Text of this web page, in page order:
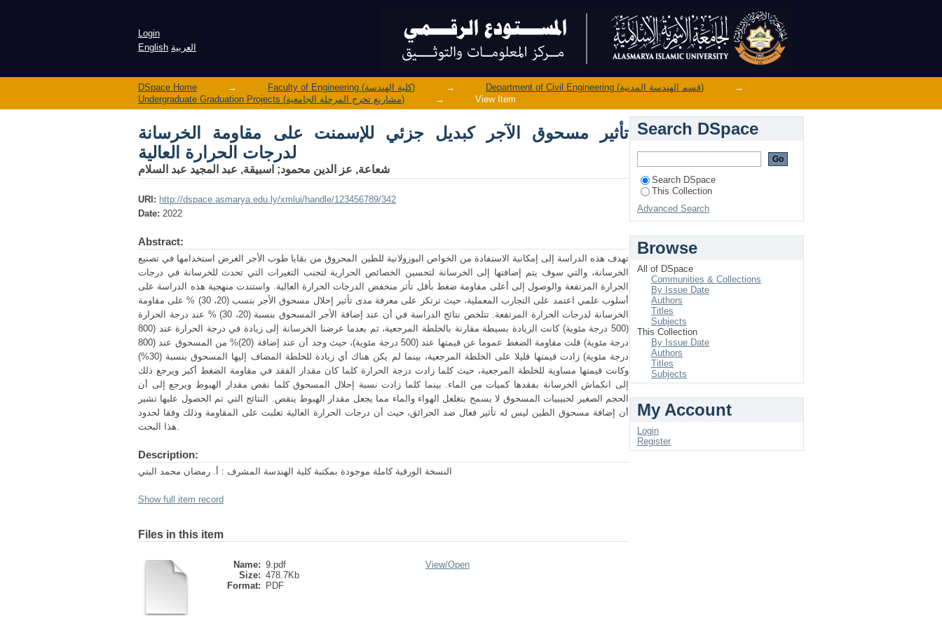
تأثير مسحوق الآجر كبديل جزئي للإسمنت على مقاومة الخرسانة لدرجات الحرارة العالية
Login
English العربية
DSpace Home → Faculty of Engineering (كلية الهندسة) → Department of Civil Engineering (قسم الهندسة المدنية)
→
Undergraduate Graduation Projects (مشاريع تخرج المرحلة الجامعية)
→ View Item
تأثير مسحوق الآجر كبديل جزئي للإسمنت على مقاومة الخرسانة
لدرجات الحرارة العالية
شعاعة, عز الدين محمود; اسبيقة, عبد المجيد عبد السلام
URI: http://dspace.asmarya.edu.ly/xmlui/handle/123456789/342
Date: 2022
Abstract:
تهدف هذه الدراسة إلى إمكانية الاستفادة من الخواص البوزولانية للطين المحروق من بقايا طوب الأجر الغرض استخدامها في تصنيع
الخرسانة، والتي سوف يتم إضافتها إلى الخرسانة لتحسين الخصائص الحرارية لتجنب التغيرات التي تحدث للخرسانة في درجات
الحرارة المرتفعة والوصول إلى أعلى مقاومة ضغط بأقل تأثر منخفض الدرجات الحرارة العالية. واستندت منهجية هذه الدراسة على
أسلوب علمي اعتمد على التجارب المعملية، حيث ترتكز على معرفة مدى تأثير إحلال مسحوق الأجر بنسب (20، 30) % على مقاومة
الخرسانة لدرجات الحرارة المرتفعة. تتلخص نتائج الدراسة في أن عند إضافة الأجر المسحوق بنسبة (20، 30) % عند درجة الحرارة
(500 درجة مئوية) كانت الزيادة بسيطة مقارنة بالخلطة المرجعية، ثم بعدما عرضنا الخرسانة إلى زيادة في درجة الحرارة عند (800
درجة مئوية) قلت مقاومة الضغط عموما عن قيمتها عند (500 درجة مئوية)، حيث وجد أن عند إضافة (20)% من المسحوق عند (800
درجة مئوية) زادت قيمتها قليلا على الخلطة المرجعية، بينما لم يكن هناك أي زيادة للخلطة المضاف إليها المسحوق بنسبة (30%)
وكانت قيمتها مساوية للخلطة المرجعية، حيث كلما زادت درجة الحرارة كلما كان مقدار الفقد في مقاومة الضغط أكبر ويرجع ذلك
إلى انكماش الخرسانة بفقدها كميات من الماء. بينما كلما زادت نسبة إحلال المسحوق كلما نقص مقدار الهبوط ويرجع إلى أن
الحجم الصغير لحبيبيات المسحوق لا يسمح بتغلغل الهواء والماء مما يجعل مقدار الهبوط ينقص. النتائج التي تم الحصول عليها تشير
أن إضافة مسحوق الطين ليس له تأثير فعال ضد الحرائق، حيث أن درجات الحرارة العالية تغلبت على المقاومة وذلك وفقا لحدود
هذا البحث.
Description:
النسخة الورقية كاملة موجودة بمكتبة كلية الهندسة المشرف : أ. رمضان محمد البتي
Show full item record
Files in this item
Name: 9.pdf
Size: 478.7Kb
Format:
PDF
View/Open
Search DSpace
Search DSpace
This Collection
Advanced Search
Browse
All of DSpace
Communities & Collections
By Issue Date
Authors
Titles
Subjects
This Collection
By Issue Date
Authors
Titles
Subjects
My Account
Login
Register